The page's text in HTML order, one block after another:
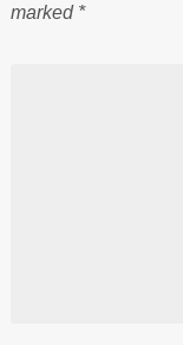
marked *